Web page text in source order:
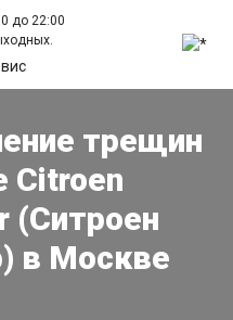
до 22:00
трещин
Citroen
(Ситроен
в Москве